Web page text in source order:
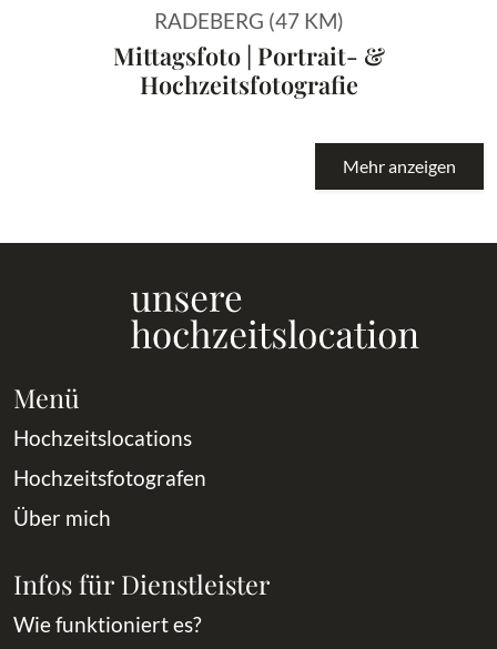
RADEBERG (47 KM)
Mittagsfoto | Portrait- &
Hochzeitsfotografie
Mehr anzeigen
Menü
Hochzeitslocations
Hochzeitsfotografen
Über mich
Infos für Dienstleister
Wie funktioniert es?